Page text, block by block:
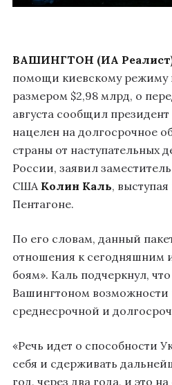
ВАШИНГТОН (ИА
помощи киевскому режиму
размером $2,98 млрд, о
августа сообщил президент
нацелен на долгосрочное
страны от наступательных
России, заявил
США Колин Каль,
Пентагоне.
По его словам, данный
отношения к сегодняшним
боям». Каль подчеркнул,
Вашингтоном возможности
среднесрочной и
«Речь идет о способности
себя и сдерживать
год, через два года, и это